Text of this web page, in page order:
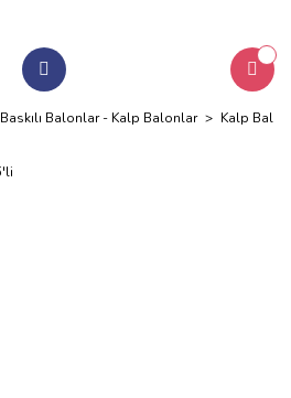
Baskılı Balonlar - Kalp Balonlar Kalp